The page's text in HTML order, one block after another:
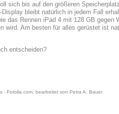
sich bis auf den größeren
Display bleibt natürlich in jedem Fall
das Rennen iPad 4 mit 128 GB gegen
wird. Am besten für alles gerüstet ist
entscheiden?
- Fotolia.com, bearbeitet von Petra A. Bauer